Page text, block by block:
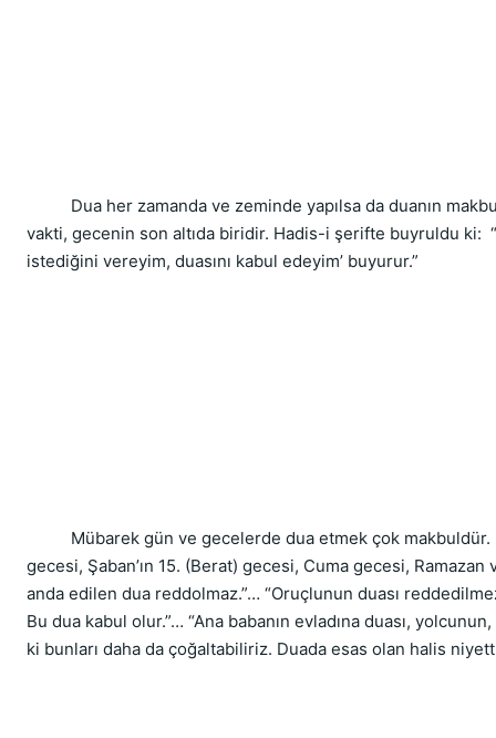
Dua her zamanda ve zeminde yapılsa da duanın
vakti, gecenin son altıda biridir. Hadis-i şerifte buyruldu ki:
istediğini vereyim, duasını kabul edeyim’ buyurur.”
Mübarek gün ve gecelerde dua etmek çok makbuldür.
gecesi, Şaban’ın 15. (Berat) gecesi, Cuma gecesi,
anda edilen dua reddolmaz.”… “Oruçlunun duası
Bu dua kabul olur.”… “Ana babanın evladına duası,
ki bunları daha da çoğaltabiliriz. Duada esas olan halis